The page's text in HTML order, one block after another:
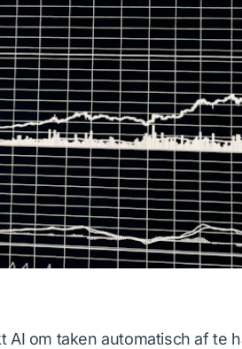
om taken automatisch af te